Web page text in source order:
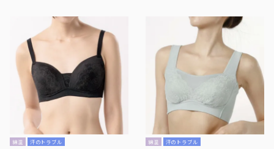
綿混 汗のトラブル 綿混 汗のトラブル